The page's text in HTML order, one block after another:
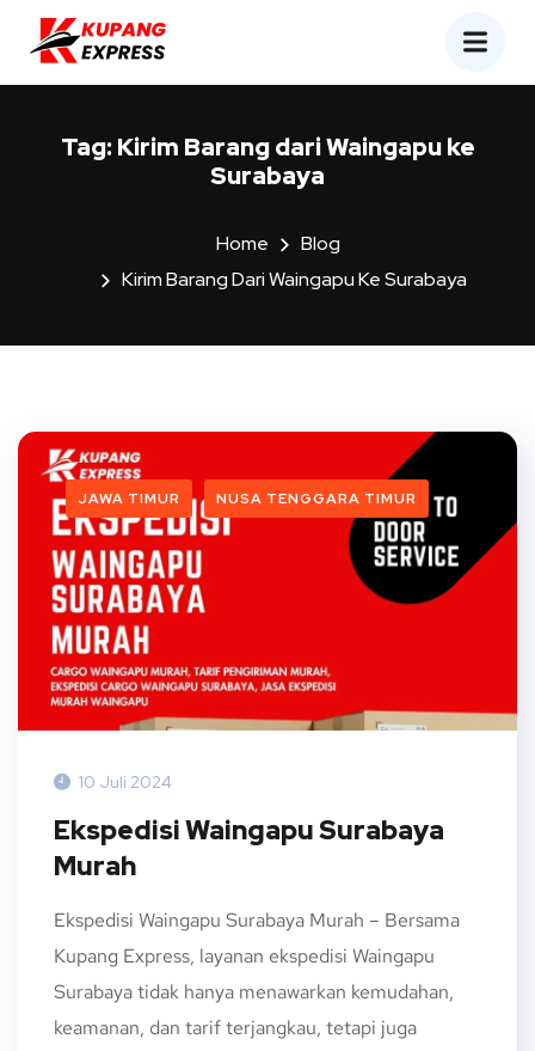
Tag: Kirim Barang dari Waingapu ke
Surabaya
Home
Blog
Kirim Barang Dari Waingapu Ke Surabaya
JAWA TIMUR NUSA TENGGARA TIMUR
10 Juli 2024
Ekspedisi Waingapu Surabaya
Murah
Ekspedisi Waingapu Surabaya Murah – Bersama
Kupang Express, layanan ekspedisi Waingapu
Surabaya tidak hanya menawarkan kemudahan,
keamanan, dan tarif terjangkau, tetapi juga